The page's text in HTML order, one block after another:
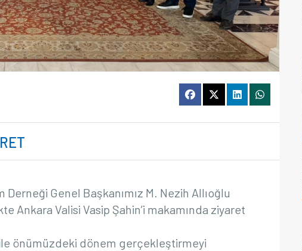
Genel Başkanımız M. Nezih Allıoğlu
Valisi Vasip Şahin’i makamında ziyaret
önümüzdeki dönem gerçekleştirmeyi